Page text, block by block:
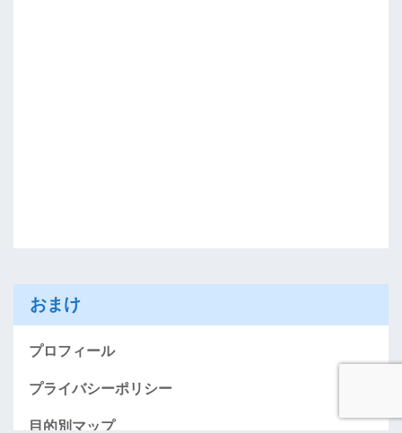
おまけ
プロフィール
プライバシーポリシー
目的別マップ